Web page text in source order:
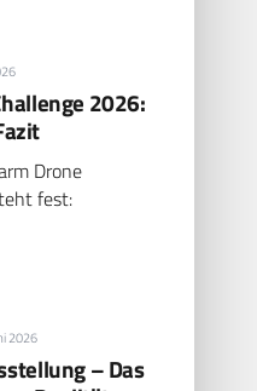
2026:
Drone
fest:
2026
– Das